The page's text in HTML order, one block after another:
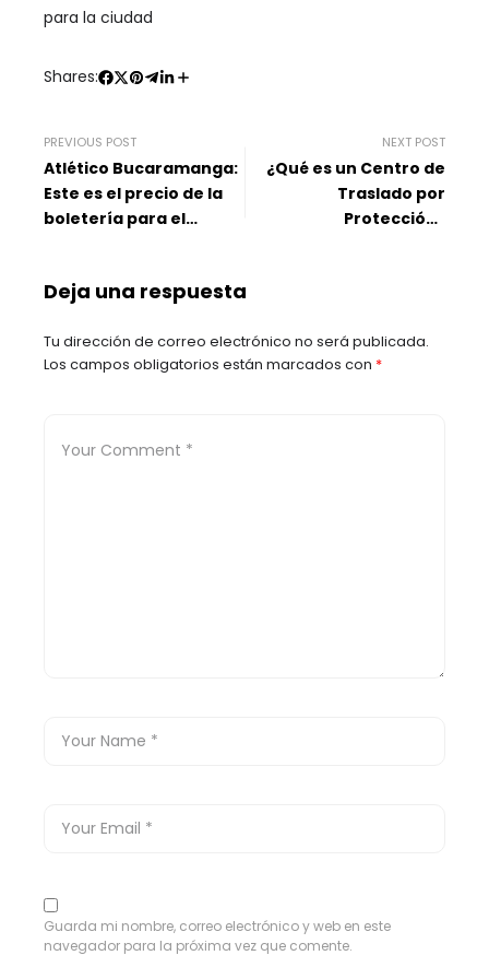
para la ciudad
Shares:
PREVIOUS POST
Atlético Bucaramanga:
Este es el precio de la
boletería para el
NEXT POST
¿Qué es un Centro de
Traslado por
Protección?
Deja una respuesta
Tu dirección de correo electrónico no será publicada.
Los campos obligatorios están marcados con *
Guarda mi nombre, correo electrónico y web en este
navegador para la próxima vez que comente.